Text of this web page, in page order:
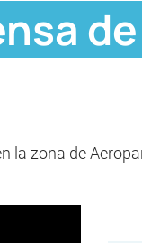
la zona de